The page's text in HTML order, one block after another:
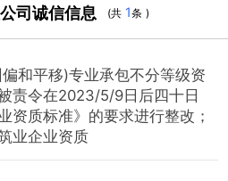
司诚信信息 (共 1条 )
和平移)专业承包不分等级资
责令在2023/5/9日后四十日
资质标准》的要求进行整改；
业企业资质